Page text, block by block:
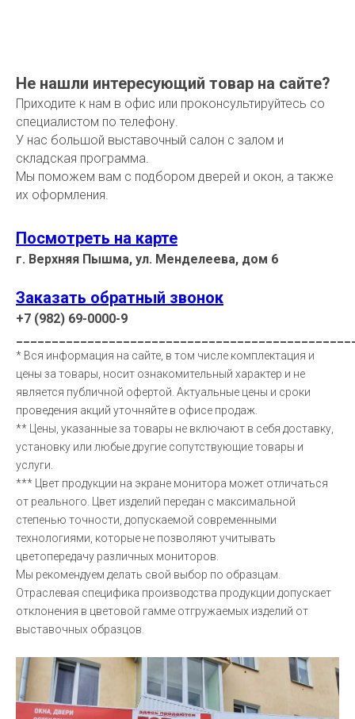
Не нашли интересующий товар на сайте?
Приходите к нам в офис или проконсультируйтесь со
специалистом по телефону.
У нас большой выставочный салон с залом и
складская программа.
Мы поможем вам с подбором дверей и окон, а также
их оформления.
Посмотреть на карте
г. Верхняя Пышма, ул. Менделеева, дом 6
Заказать обратный звонок
+7 (982) 69-0000-9
* Вся информация на сайте, в том числе комплектация и
цены за товары, носит ознакомительный характер и не
является публичной офертой. Актуальные цены и сроки
проведения акций уточняйте в офисе продаж.
** Цены, указанные за товары не включают в себя доставку,
установку или любые другие сопутствующие товары и
услуги.
*** Цвет продукции на экране монитора может отличаться
от реального. Цвет изделий передан с максимальной
степенью точности, допускаемой современными
технологиями, которые не позволяют учитывать
цветопередачу различных мониторов.
Мы рекомендуем делать свой выбор по образцам.
Отраслевая специфика производства продукции допускает
отклонения в цветовой гамме отгружаемых изделий от
выставочных образцов.